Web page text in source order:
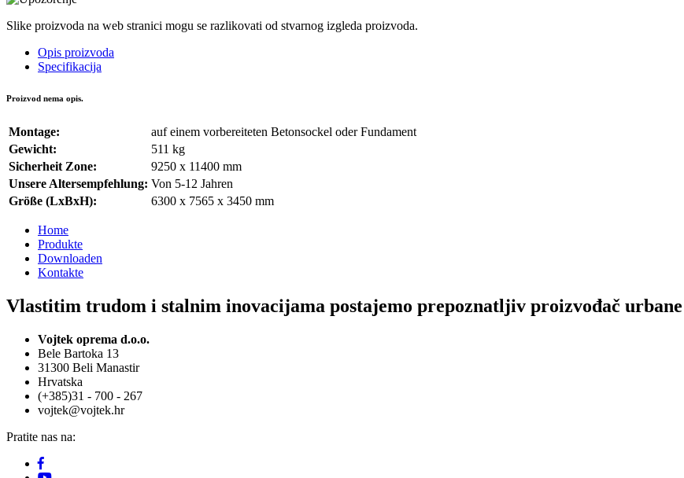
Slike proizvoda na web stranici mogu se razlikovati od stvarnog izgleda proizvoda.
Opis proizvoda
Specifikacija
Proizvod nema opis.
Montage:
auf einem vorbereiteten Betonsockel oder Fundament
Gewicht:
511 kg
Sicherheit Zone:
9250 x 11400 mm
Unsere Altersempfehlung: Von 5-12 Jahren
Größe (LxBxH):
6300 x 7565 x 3450 mm
Home
Produkte
Downloaden
Kontakte
Vlastitim trudom i stalnim inovacijama postajemo prepoznatljiv proizvođač
Vojtek oprema d.o.o.
Bele Bartoka 13
31300 Beli Manastir
Hrvatska
(+385)31 - 700 - 267
vojtek@vojtek.hr
Pratite nas na: